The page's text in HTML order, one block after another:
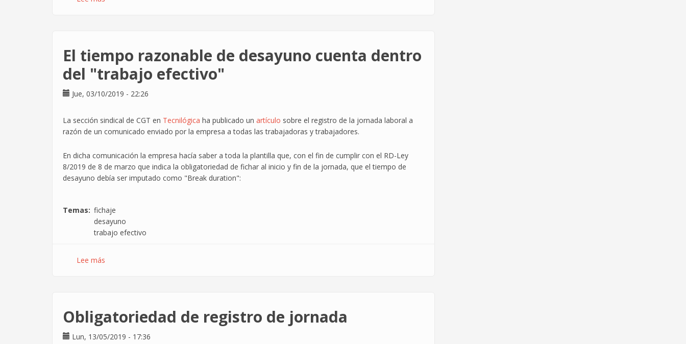
los
goles
que
meten
El tiempo razonable de desayuno cuenta dentro
del "trabajo efectivo"
Jue, 03/10/2019 - 22:26
La sección sindical de CGT en Tecnilógica ha publicado un artículo sobre el registro de la jornada laboral a
razón de un comunicado enviado por la empresa a todas las trabajadoras y trabajadores.
En dicha comunicación la empresa hacía saber a toda la plantilla que, con el fin de cumplir con el RD-Ley
8/2019 de 8 de marzo que indica la obligatoriedad de fichar al inicio y fin de la jornada, que el tiempo de
desayuno debía ser imputado como "Break duration":
Temas
fichaje
desayuno
trabajo efectivo
Lee más
desayuno
dentro
Obligatoriedad de registro de jornada
Lun, 13/05/2019 - 17:36